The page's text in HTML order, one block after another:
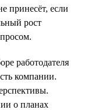
принесёт, если
рост
работодателя
компании.
о планах